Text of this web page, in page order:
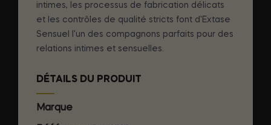
intimes, les processus de fabrication délicats
et les contrôles de qualité stricts font d'Extase
Sensuel l'un des compagnons parfaits pour des
relations intimes et sensuelles.
DÉTAILS DU PRODUIT
Marque